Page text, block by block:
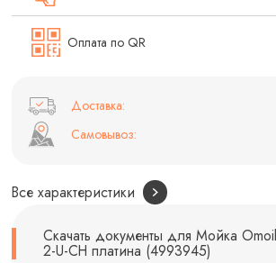
Оплата по QR
Доставка:
Самовывоз:
Все характеристики
Скачать документы для Мойка
2-U-CH платина (4993945)